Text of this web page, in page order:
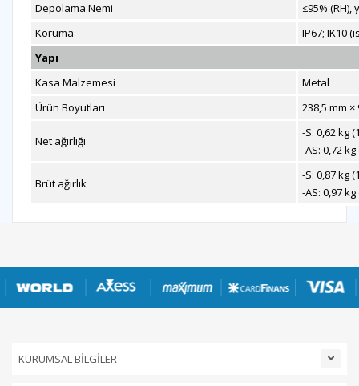
Depolama Nemi
≤95% (RH),
Koruma
IP67; IK10
Yapı
Kasa Malzemesi
Metal
Ürün Boyutları
238,5 mm ×
Net ağırlığı
-S: 0,62 kg
-AS: 0,72 kg
Brüt ağırlık
-S: 0,87 kg
-AS: 0,97 kg
KURUMSAL BİLGİLER